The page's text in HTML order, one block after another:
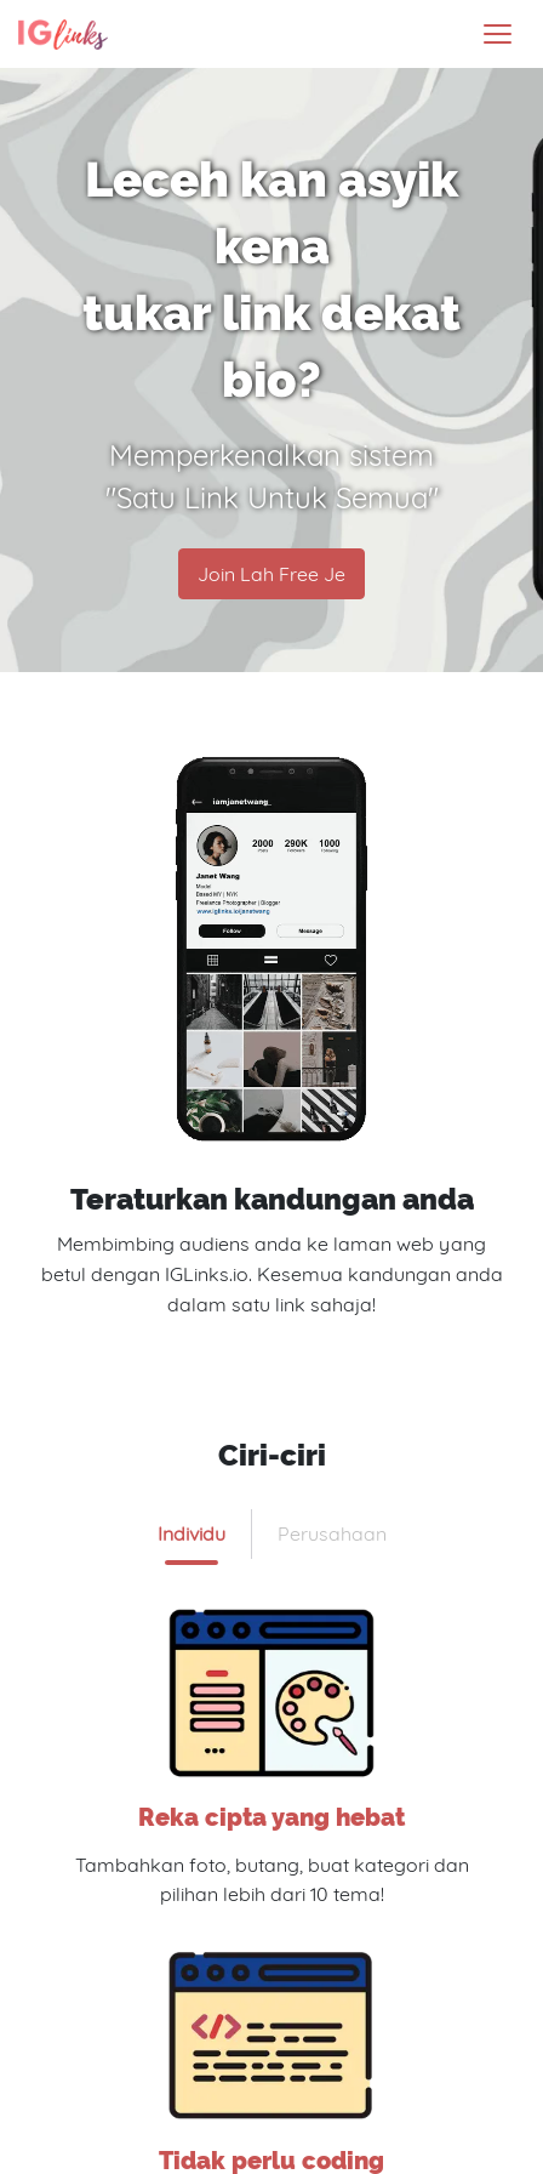
Leceh kan asyik
kena
tukar link dekat
bio?
Memperkenalkan sistem
"Satu Link Untuk Semua"
Join Lah Free Je
Teraturkan kandungan anda
Membimbing audiens anda ke laman web yang
betul dengan IGLinks.io. Kesemua kandungan anda
dalam satu link sahaja!
Ciri-ciri
Individu Perusahaan
Reka cipta yang hebat
Tambahkan foto, butang, buat kategori dan
pilihan lebih dari 10 tema!
Tidak perlu coding